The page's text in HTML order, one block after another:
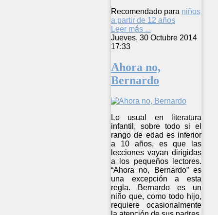
Recomendado para niños
a partir de 12 años
Leer más ...
Jueves, 30 Octubre 2014
17:33
Ahora no,
Bernardo
Lo usual en literatura
infantil, sobre todo si el
rango de edad es inferior
a 10 años, es que las
lecciones vayan dirigidas
a los pequeños lectores.
“Ahora no, Bernardo” es
una excepción a esta
regla. Bernardo es un
niño que, como todo hijo,
requiere ocasionalmente